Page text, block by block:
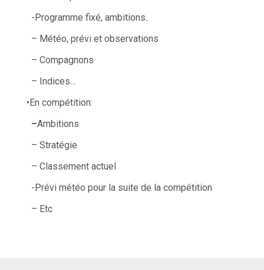
-Programme fixé, ambitions..
– Météo, prévi et observations
– Compagnons
– Indices…
•En compétition:
–Ambitions
– Stratégie
– Classement actuel
-Prévi météo pour la suite de la compétition
– Etc